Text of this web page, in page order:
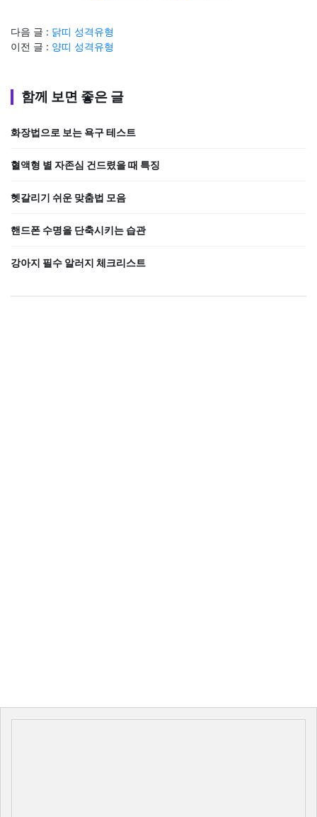
다음 글 : 닭띠 성격유형
이전 글 : 양띠 성격유형
함께 보면 좋은 글
화장법으로 보는 욕구 테스트
혈액형 별 자존심 건드렸을 때 특징
헷갈리기 쉬운 맞춤법 모음
핸드폰 수명을 단축시키는 습관
강아지 필수 알러지 체크리스트